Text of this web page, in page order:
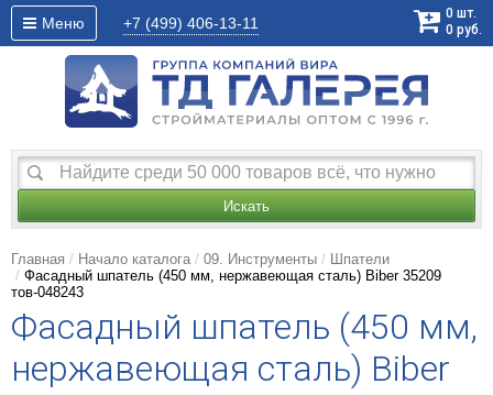
Меню +7 (499) 406-13-11
0 шт.
0 руб.
Искать
Главная Начало каталога 09. Инструменты
Шпатели
Фасадный шпатель (450 мм, нержавеющая сталь) Biber 35209
тов-048243
Фасадный шпатель (450 мм,
нержавеющая сталь) Biber